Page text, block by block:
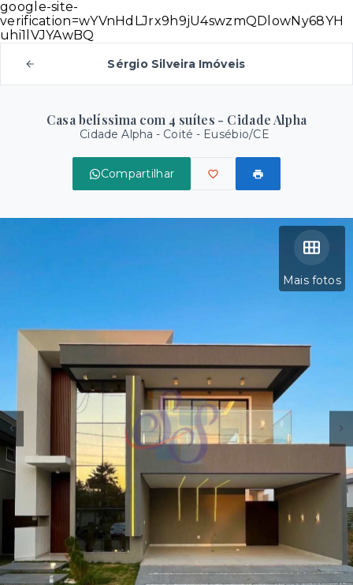
google-site-
verification=wYVnHdLJrx9h9jU4swzmQDlowNy68YH
uhi1lVJYAwBQ
Sérgio Silveira Imóveis
Casa belíssima com 4 suítes - Cidade Alpha
Cidade Alpha - Coité - Eusébio/CE
Compartilhar
Mais fotos